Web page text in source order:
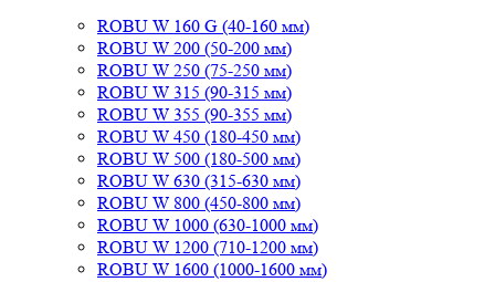
ROBU W 160 G (40-160 мм)
ROBU W 200 (50-200 мм)
ROBU W 250 (75-250 мм)
ROBU W 315 (90-315 мм)
ROBU W 355 (90-355 мм)
ROBU W 450 (180-450 мм)
ROBU W 500 (180-500 мм)
ROBU W 630 (315-630 мм)
ROBU W 800 (450-800 мм)
ROBU W 1000 (630-1000 мм)
ROBU W 1200 (710-1200 мм)
ROBU W 1600 (1000-1600 мм)